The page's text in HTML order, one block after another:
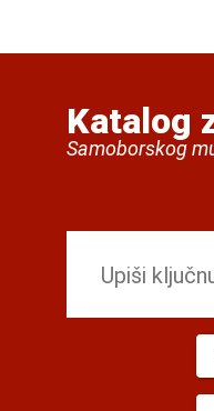
Katalog
Samoborskog